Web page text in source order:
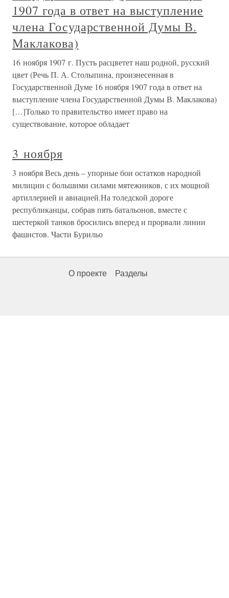
1907 года в ответ на выступление
члена Государственной Думы В.
Маклакова)
16 ноября 1907 г. Пусть расцветет наш родной, русский
цвет (Речь П. А. Столыпина, произнесенная в
Государственной Думе 16 ноября 1907 года в ответ на
выступление члена Государственной Думы В. Маклакова)
[…]Только то правительство имеет право на
существование, которое обладает
3 ноября
3 ноября Весь день – упорные бои остатков народной
милиции с большими силами мятежников, с их мощной
артиллерией и авиацией.На толедской дороге
республиканцы, собрав пять батальонов, вместе с
шестеркой танков бросились вперед и прорвали линии
фашистов. Части Бурильо
О проекте Разделы